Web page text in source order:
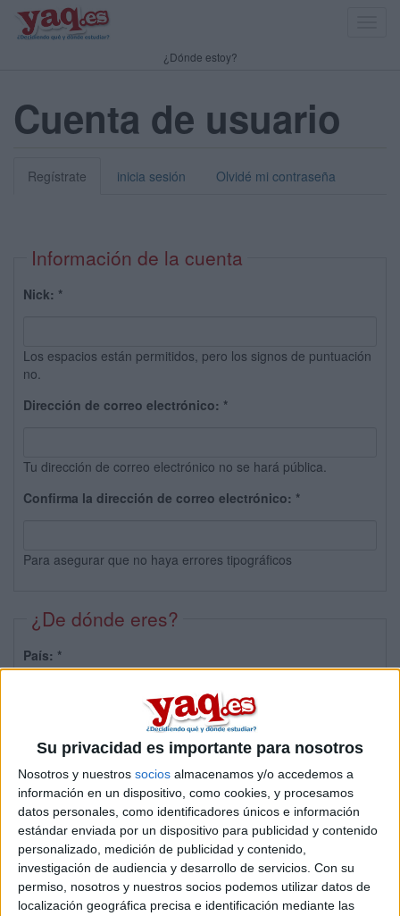
Su privacidad es importante para nosotros
Nosotros y nuestros socios almacenamos y/o accedemos a
información en un dispositivo, como cookies, y procesamos
datos personales, como identificadores únicos e información
estándar enviada por un dispositivo para publicidad y contenido
personalizado, medición de publicidad y contenido,
investigación de audiencia y desarrollo de servicios. Con su
permiso, nosotros y nuestros socios podemos utilizar datos de
localización geográfica precisa e identificación mediante las
¿Dónde estoy?
Cuenta de usuario
Regístrate inicia sesión Olvidé mi contraseña
Información de la cuenta
Nick: *
Los espacios están permitidos, pero los signos de puntuación
no.
Dirección de correo electrónico: *
Tu dirección de correo electrónico no se hará pública.
Confirma la dirección de correo electrónico: *
Para asegurar que no haya errores tipográficos
¿De dónde eres?
País: *
Sobre ti
Soy:*
Chico
Chica